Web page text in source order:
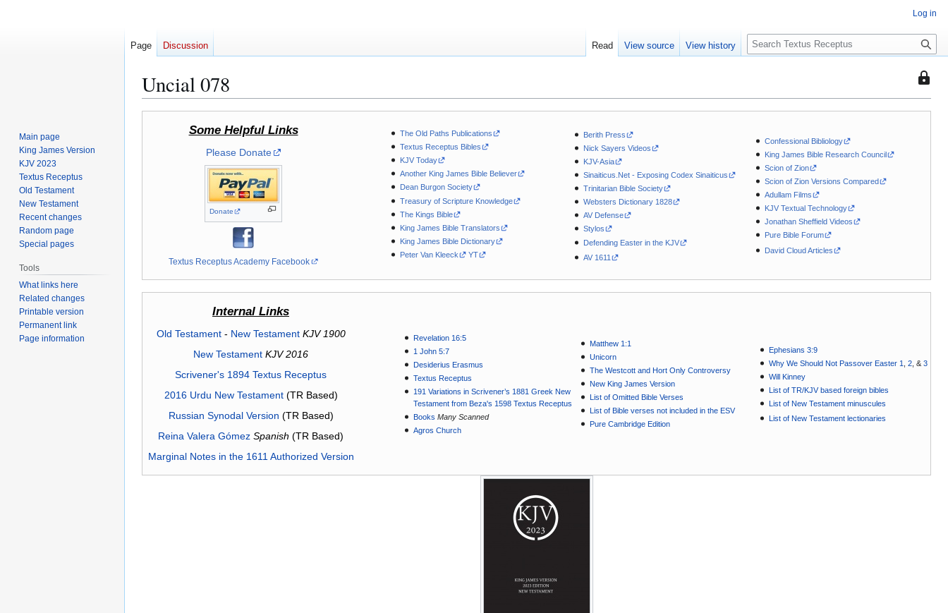
This
is
edit
it.
Uncial 078
Some Helpful Links
Please Donate
Donate
Textus Receptus Academy Facebook
The Old Paths Publications
Textus Receptus Bibles
KJV Today
Another King James Bible Believer
Dean Burgon Society
Treasury of Scripture Knowledge
The Kings Bible
King James Bible Translators
King James Bible Dictionary
Peter Van Kleeck
YT
Berith Press
Nick Sayers Videos
KJV-Asia
Sinaiticus.Net - Exposing Codex Sinaiticus
Trinitarian Bible Society
Websters Dictionary 1828
AV Defense
Stylos
Defending Easter in the KJV
AV 1611
Confessional Bibliology
King James Bible Research Council
Scion of Zion
Scion of Zion Versions Compared
Adullam Films
KJV Textual Technology
Jonathan Sheffield Videos
Pure Bible Forum
David Cloud Articles
Internal Links
Old Testament- New Testament KJV 1900
New Testament KJV 2016
Scrivener's 1894 Textus Receptus
2016 Urdu New Testament(TR Based)
Russian Synodal Version (TR Based)
Reina Valera Gómez Spanish (TR Based)
Marginal Notes in the 1611 Authorized Version
Revelation 16:5
1 John 5:7
Desiderius Erasmus
Textus Receptus
191 Variations in Scrivener’s 1881 Greek New
Testament from Beza's 1598 Textus Receptus
Books Many Scanned
Agros Church
Matthew 1:1
Unicorn
The Westcott and Hort Only Controversy
New King James Version
List of Omitted Bible Verses
List of Bible verses not included in the ESV
Pure Cambridge Edition
Ephesians 3:9
Why We Should Not Passover Easter 1
,2 , &3
Will Kinney
List of TR/KJV based foreign bibles
List of New Testament minuscules
List of New Testament lectionaries
Log in
Page Discussion Read View source View history
S
e
c
Main page
King James Version
KJV 2023
Textus Receptus
Old Testament
New Testament
Recent changes
Random page
Special pages
Tools
What links here
Related changes
Printable version
Permanent link
Page information